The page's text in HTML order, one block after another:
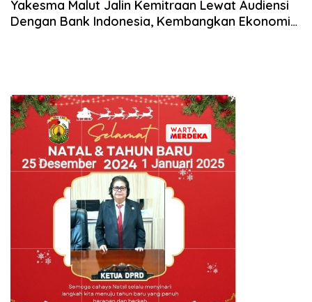
Yakesma Malut Jalin Kemitraan Lewat Audiensi
Dengan Bank Indonesia, Kembangkan Ekonomi